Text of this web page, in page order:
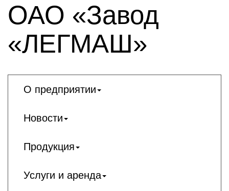
ОАО «Завод
«ЛЕГМАШ»
О предприятии
Новости
Продукция
Услуги и аренда